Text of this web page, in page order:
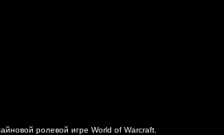
ролевой игре World of Warcraft.